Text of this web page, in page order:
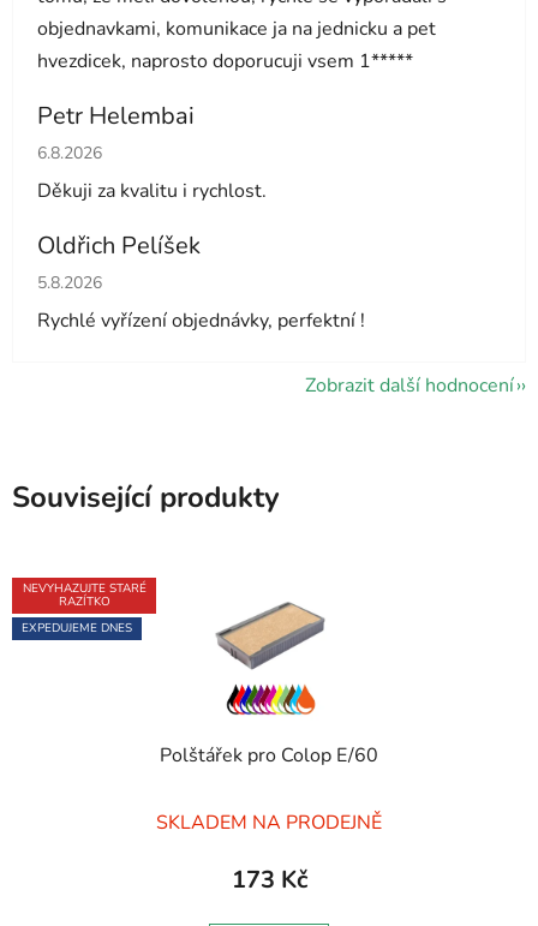
objednavkami, komunikace ja na jednicku a pet
hvezdicek, naprosto doporucuji vsem 1*****
Petr Helembai
Hodnocení obchodu je 5 z 5 hvězdiček.
6.8.2026
Děkuji za kvalitu i rychlost.
Oldřich Pelíšek
Hodnocení obchodu je 5 z 5 hvězdiček.
5.8.2026
Rychlé vyřízení objednávky, perfektní !
Zobrazit další hodnocení
Související produkty
NEVYHAZUJTE STARÉ
RAZÍTKO
EXPEDUJEME DNES
Polštářek pro Colop E/60
hodnocení
produktu
SKLADEM NA PRODEJNĚ
173 Kč